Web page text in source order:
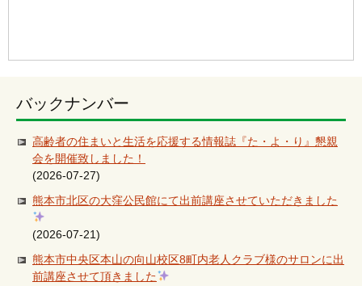
バックナンバー
高齢者の住まいと生活を応援する情報誌『た・よ・り』懇親
会を開催致しました！
(2026-07-27)
熊本市北区の大窪公民館にて出前講座させていただきました
(2026-07-21)
熊本市中央区本山の向山校区8町内老人クラブ様のサロンに出
前講座させて頂きました